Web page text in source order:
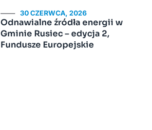
30 CZERWCA, 2026
Odnawialne źródła energii w
Gminie Rusiec – edycja 2,
Fundusze Europejskie